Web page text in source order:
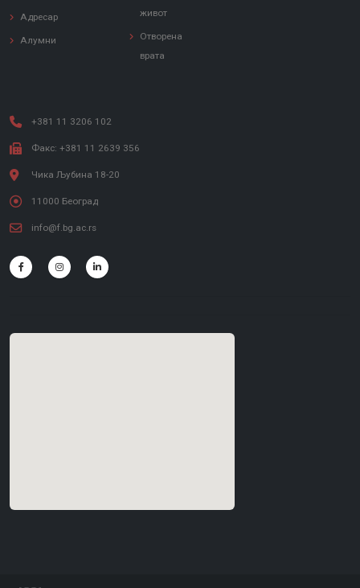
Адресар
Алумни
живот
Отворена
врата
+381 11 3206 102
Факс: +381 11 2639 356
Чика Љубина 18-20
11000 Београд
info@f.bg.ac.rs